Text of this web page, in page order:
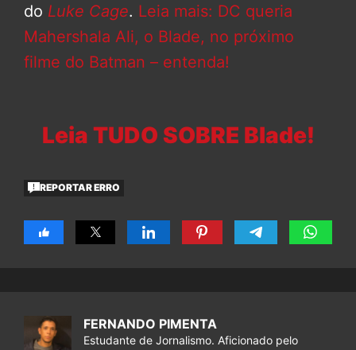
do Luke Cage. Leia mais: DC queria
Mahershala Ali, o Blade, no próximo
filme do Batman – entenda!
Leia TUDO SOBRE Blade!
REPORTAR ERRO
FERNANDO PIMENTA
Estudante de Jornalismo. Aficionado pelo